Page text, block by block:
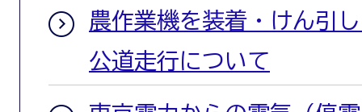
農作業機を装着・けん引
公道走行について